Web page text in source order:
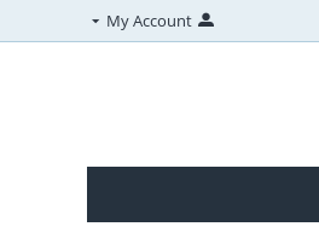
My Account